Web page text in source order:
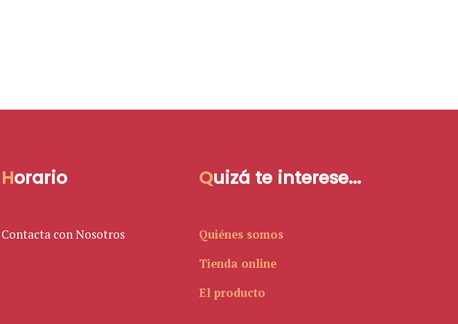
Horario
Contacta con Nosotros
Quizá te interese...
Quiénes somos
Tienda online
El producto